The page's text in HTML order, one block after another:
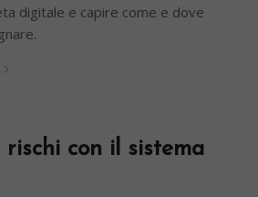
digitale e capire come e dove
con il sistema